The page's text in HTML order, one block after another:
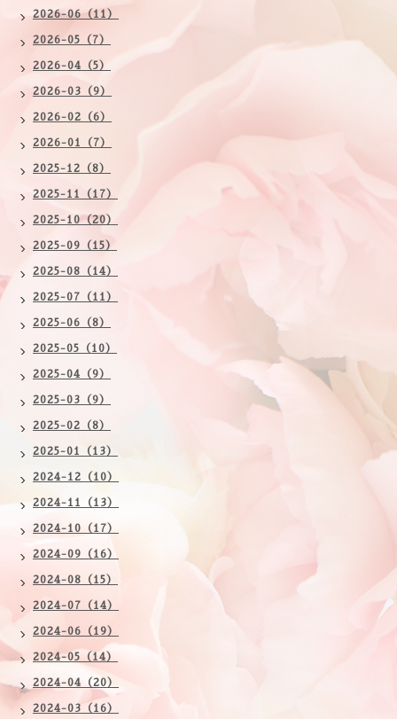
2026-06（11）
2026-05（7）
2026-04（5）
2026-03（9）
2026-02（6）
2026-01（7）
2025-12（8）
2025-11（17）
2025-10（20）
2025-09（15）
2025-08（14）
2025-07（11）
2025-06（8）
2025-05（10）
2025-04（9）
2025-03（9）
2025-02（8）
2025-01（13）
2024-12（10）
2024-11（13）
2024-10（17）
2024-09（16）
2024-08（15）
2024-07（14）
2024-06（19）
2024-05（14）
2024-04（20）
2024-03（16）